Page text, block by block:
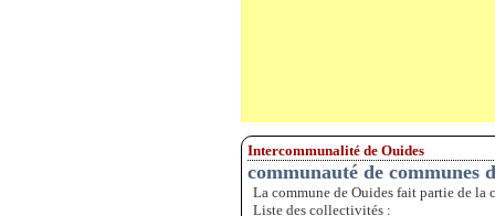
Intercommunalité de Ouides
communauté de communes
La commune de Ouides fait partie de la
Liste des collectivités :